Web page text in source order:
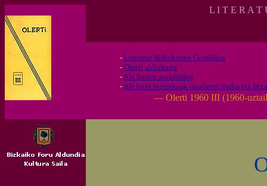
L I T E R A
- Literatur Aldizkarien Gordailua
- Olerti aldizkaria
-Ale honen aurkibidea
-Ale honi buruzkoak (azalaren irudia eta
— Olerti 1960 III (1960-